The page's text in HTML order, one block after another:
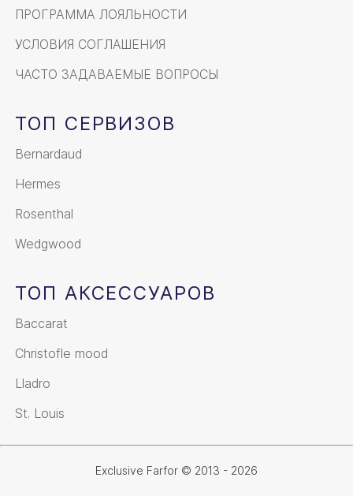
ПРОГРАММА ЛОЯЛЬНОСТИ
УСЛОВИЯ СОГЛАШЕНИЯ
ЧАСТО ЗАДАВАЕМЫЕ ВОПРОСЫ
ТОП СЕРВИЗОВ
Bernardaud
Hermes
Rosenthal
Wedgwood
ТОП АКСЕССУАРОВ
Baccarat
Christofle mood
Lladro
St. Louis
Exclusive Farfor © 2013 - 2026